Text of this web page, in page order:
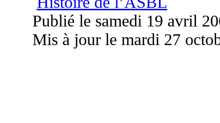
Publié le samedi 19 avril
Mis à jour le mardi 27